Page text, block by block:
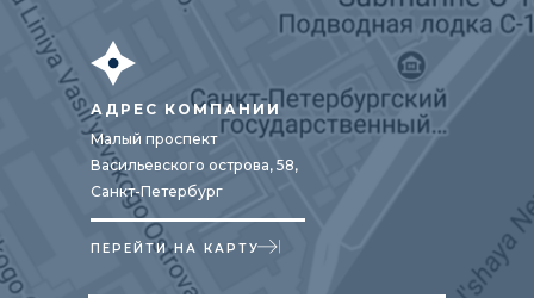
АДРЕС КОМПАНИИ
Малый проспект
Васильевского острова, 58,
Санкт-Петербург
ПЕРЕЙТИ НА КАРТУ